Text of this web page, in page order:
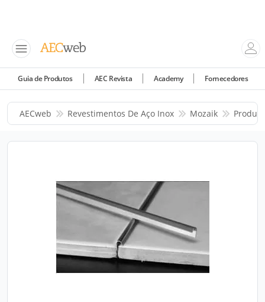
Guia de Produtos AEC Revista Academy Fornecedores
AECweb Revestimentos De Aço Inox Mozaik